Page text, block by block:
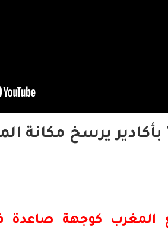
بأكادير يرسخ مكانة
كوجهة صاعدة